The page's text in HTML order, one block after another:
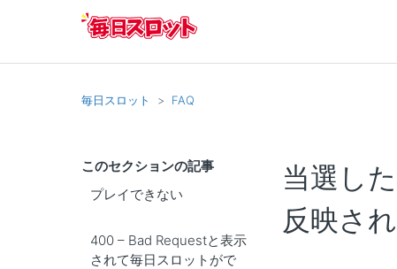
毎日スロット FAQ
このセクションの記事
プレイできない
400 – Bad Requestと表示
されて毎日スロットがで
当選し
反映さ